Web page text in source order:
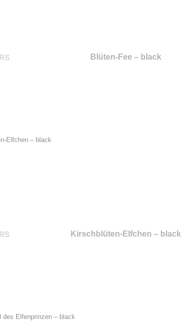
Blüten-Fee – black
Kirschblüten-Elfchen – black